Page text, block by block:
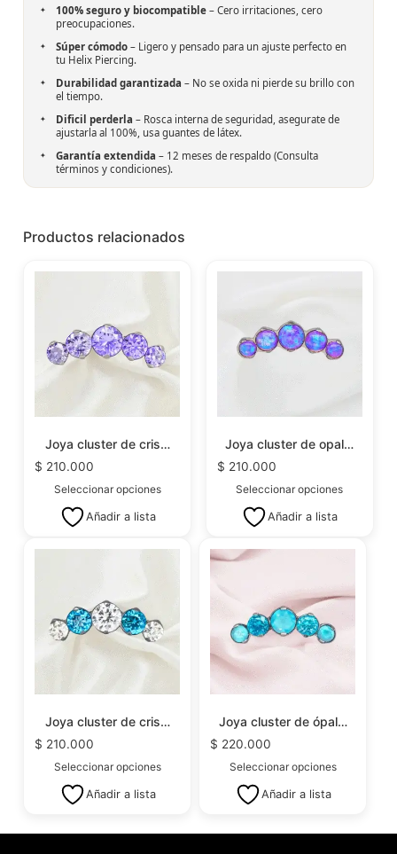
100% seguro y biocompatible – Cero irritaciones, cero
preocupaciones.
Súper cómodo – Ligero y pensado para un ajuste perfecto en
tu Helix Piercing.
Durabilidad garantizada – No se oxida ni pierde su brillo con
el tiempo.
Dificil perderla – Rosca interna de seguridad, asegurate de
ajustarla al 100%, usa guantes de látex.
Garantía extendida – 12 meses de respaldo (Consulta
términos y condiciones).
Productos relacionados
Joya cluster de cris…
$ 210.000
Seleccionar opciones
Añadir a lista
Joya cluster de opal…
$ 210.000
Seleccionar opciones
Añadir a lista
Joya cluster de cris…
$ 210.000
Seleccionar opciones
Añadir a lista
Joya cluster de ópal…
$ 220.000
Seleccionar opciones
Añadir a lista